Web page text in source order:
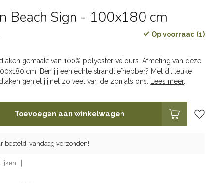
Beach Sign - 100x180 cm
Op voorraad (1)
gemaakt van 100% polyester velours. Afmeting van deze
cm. Ben jij een echte strandliefhebber? Met dit leuke
geniet jij net zo veel van de zon als ons.
Lees meer.
Toevoegen aan winkelwagen
besteld, vandaag verzonden!